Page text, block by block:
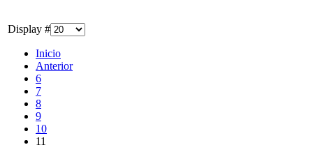
Display #
Inicio
Anterior
6
7
8
9
10
11